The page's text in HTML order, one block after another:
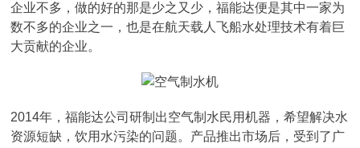
企业不多，做的好的那是少之又少，福能达便是其中一家为
数不多的企业之一，也是在航天载人飞船水处理技术有着巨
大贡献的企业。
2014年，福能达公司研制出空气制水民用机器，希望解决水
资源短缺，饮用水污染的问题。产品推出市场后，受到了广